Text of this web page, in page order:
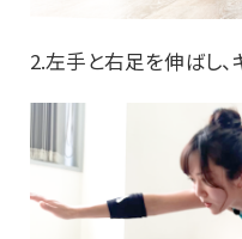
2.左手と右足を伸ばし、